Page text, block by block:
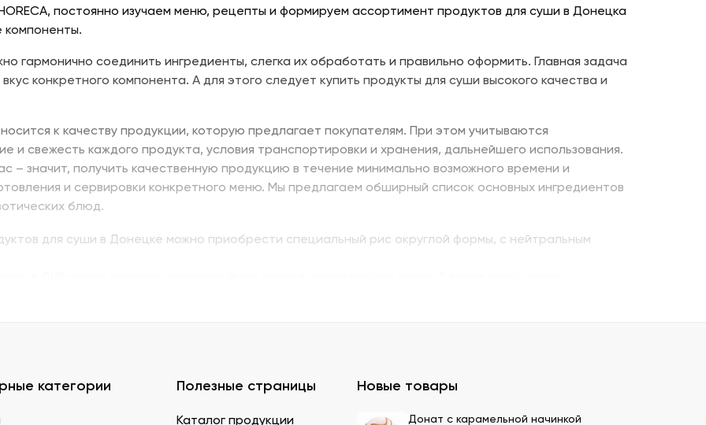
постоянно изучаем меню, рецепты и формируем ассортимент продуктов для суши в Донецка
компоненты.
гармонично соединить ингредиенты, слегка их обработать и правильно оформить. Главная задача
конкретного компонента. А для этого следует купить продукты для суши высокого качества и
к качеству продукции, которую предлагает покупателям. При этом учитываются
и свежесть каждого продукта, условия транспортировки и хранения, дальнейшего использования.
– значит, получить качественную продукцию в течение минимально возможного времени и
и сервировки конкретного меню. Мы предлагаем обширный список основных ингредиентов
блюд.
для суши в Донецке можно приобрести специальный рис округлой формы, с нейтральным
для суши и роллов оптом мелким и крупным.
категории Полезные страницы
Каталог продукции
Новые товары
Донат с карамельной начинкой